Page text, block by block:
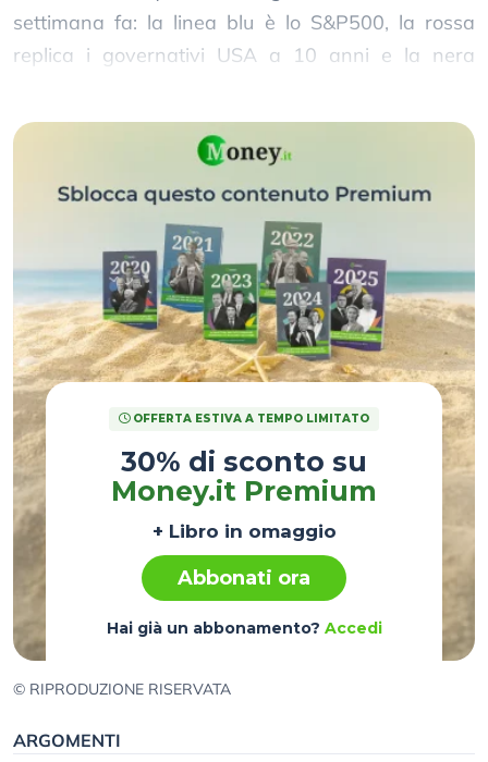
settimana fa: la linea blu è lo S&P500, la rossa
replica i governativi USA a 10 anni e la nera
OFFERTA ESTIVA A TEMPO LIMITATO
30% di sconto su
Money.it Premium
+ Libro in omaggio
Abbonati ora
Hai già un abbonamento? Accedi
© RIPRODUZIONE RISERVATA
ARGOMENTI